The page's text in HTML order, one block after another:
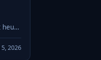
2026